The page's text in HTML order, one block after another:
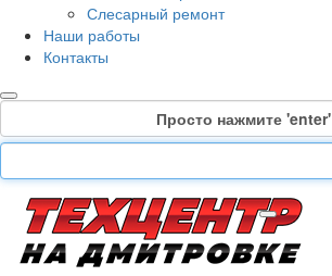
Слесарный ремонт
Наши работы
Контакты
Просто нажмите 'enter'